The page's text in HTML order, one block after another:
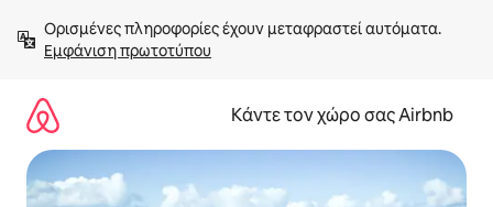
στο
περιεχόμενοΕμφάνιση πρωτοτύπου
Κάντε τον χώρο σας Airbnb